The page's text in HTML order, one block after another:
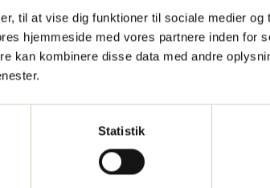
til at vise dig funktioner til sociale medier og
hjemmeside med vores partnere inden for
kan kombinere disse data med andre
Statistik
Team